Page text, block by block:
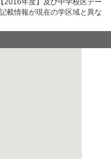
2016年度】及び中学校区デー
載情報が現在の学区域と異な